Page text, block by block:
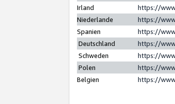
Irland
https://
Niederlande
https://
Spanien
https://
Deutschland
https://
Schweden
https://
Polen
https://
Belgien
https://